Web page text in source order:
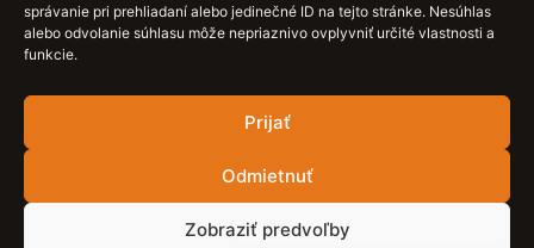
správanie pri prehliadaní alebo jedinečné ID na tejto stránke. Nesúhlas
alebo odvolanie súhlasu môže nepriaznivo ovplyvniť určité vlastnosti a
funkcie.
Prijať
Odmietnuť
Zobraziť predvoľby
Recepcia
Rýchle odkazy
Obchodné podmienky